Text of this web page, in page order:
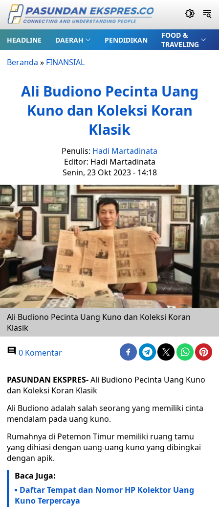
HEADLINE DAERAH PENDIDIKAN
FOOD &
TRAVELING
Beranda » FINANSIAL
Ali Budiono Pecinta Uang
Kuno dan Koleksi Koran
Klasik
Penulis: Hadi Martadinata
Editor: Hadi Martadinata
Senin, 23 Okt 2023 - 14:18
Ali Budiono Pecinta Uang Kuno dan Koleksi Koran
Klasik
0 Komentar
PASUNDAN EKSPRES-Ali Budiono Pecinta Uang Kuno
dan Koleksi Koran Klasik
Ali Budiono adalah salah seorang yang memiliki cinta
mendalam pada uang kuno.
Rumahnya di Petemon Timur memiliki ruang tamu
yang dihiasi dengan uang-uang kuno yang dibingkai
dengan apik.
Baca Juga:
Daftar Tempat dan Nomor HP Kolektor Uang
Kuno Terpercaya